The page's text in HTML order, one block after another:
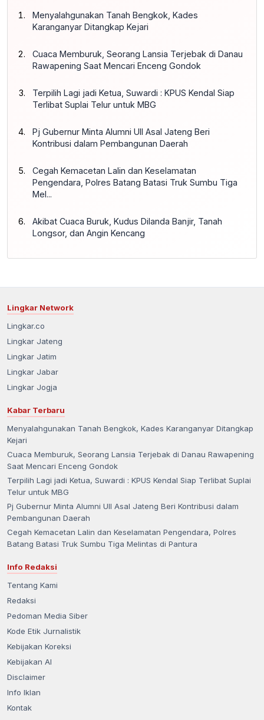
Menyalahgunakan Tanah Bengkok, Kades
Karanganyar Ditangkap Kejari
Cuaca Memburuk, Seorang Lansia Terjebak di Danau
Rawapening Saat Mencari Enceng Gondok
Terpilih Lagi jadi Ketua, Suwardi : KPUS Kendal Siap
Terlibat Suplai Telur untuk MBG
Pj Gubernur Minta Alumni UII Asal Jateng Beri
Kontribusi dalam Pembangunan Daerah
Cegah Kemacetan Lalin dan Keselamatan
Pengendara, Polres Batang Batasi Truk Sumbu Tiga
Mel...
Akibat Cuaca Buruk, Kudus Dilanda Banjir, Tanah
Longsor, dan Angin Kencang
Lingkar Network
Lingkar.co
Lingkar Jateng
Lingkar Jatim
Lingkar Jabar
Lingkar Jogja
Kabar Terbaru
Menyalahgunakan Tanah Bengkok, Kades Karanganyar Ditangkap
Kejari
Cuaca Memburuk, Seorang Lansia Terjebak di Danau Rawapening
Saat Mencari Enceng Gondok
Terpilih Lagi jadi Ketua, Suwardi : KPUS Kendal Siap Terlibat Suplai
Telur untuk MBG
Pj Gubernur Minta Alumni UII Asal Jateng Beri Kontribusi dalam
Pembangunan Daerah
Cegah Kemacetan Lalin dan Keselamatan Pengendara, Polres
Batang Batasi Truk Sumbu Tiga Melintas di Pantura
Info Redaksi
Tentang Kami
Redaksi
Pedoman Media Siber
Kode Etik Jurnalistik
Kebijakan Koreksi
Kebijakan AI
Disclaimer
Info Iklan
Kontak